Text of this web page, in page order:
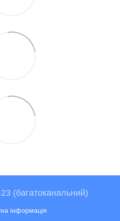
(багатоканальний)
інформація